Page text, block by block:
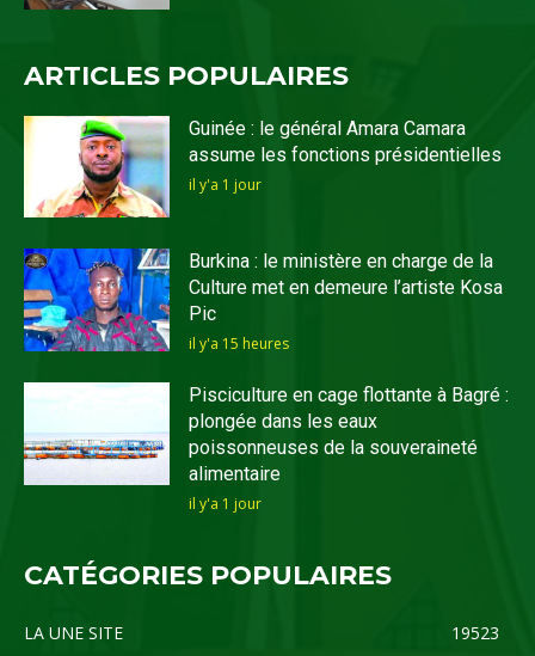
ARTICLES POPULAIRES
Guinée : le général Amara Camara
assume les fonctions présidentielles
il y'a 1 jour
Burkina : le ministère en charge de la
Culture met en demeure l’artiste Kosa
Pic
il y'a 15 heures
Pisciculture en cage flottante à Bagré :
plongée dans les eaux
poissonneuses de la souveraineté
alimentaire
il y'a 1 jour
CATÉGORIES POPULAIRES
LA UNE SITE
19523